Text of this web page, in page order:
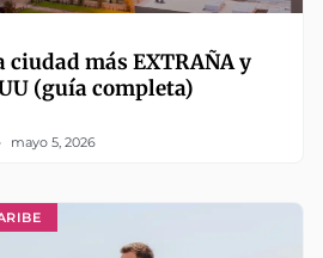
ciudad más EXTRAÑA y
(guía completa)
mayo 5, 2026